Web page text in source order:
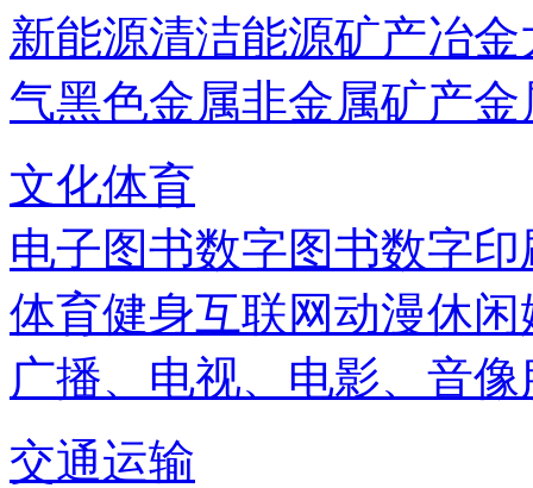
新能源清洁能源矿产冶金
气黑色金属非金属矿产金
文化体育
电子图书数字图书数字印
体育健身互联网动漫休闲
广播、电视、电影、音像
交通运输